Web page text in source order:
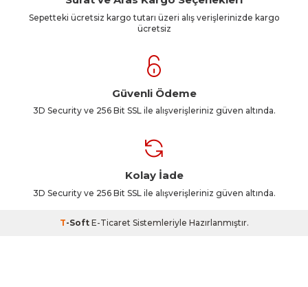
Sepetteki ücretsiz kargo tutarı üzeri alış verişlerinizde kargo
ücretsiz
Güvenli Ödeme
3D Security ve 256 Bit SSL ile alışverişleriniz güven altında.
Kolay İade
3D Security ve 256 Bit SSL ile alışverişleriniz güven altında.
T-Soft E-Ticaret Sistemleriyle Hazırlanmıştır.